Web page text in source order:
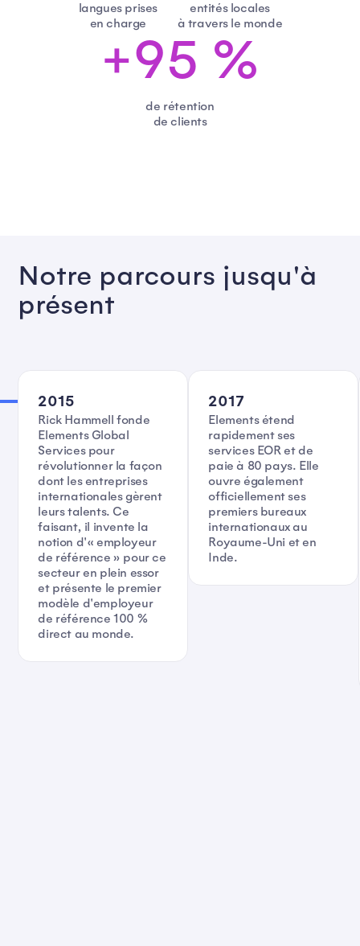
langues prises
en charge
entités locales
à travers le monde
+95 %
de rétention
de clients
Notre parcours jusqu'à
présent
2015
Rick Hammell fonde
Elements Global
Services pour
révolutionner la façon
dont les entreprises
internationales gèrent
leurs talents. Ce
faisant, il invente la
notion d'« employeur
de référence » pour ce
secteur en plein essor
et présente le premier
modèle d'employeur
de référence 100 %
direct au monde.
2017
Elements étend
rapidement ses
services EOR et de
paie à 80 pays. Elle
ouvre également
officiellement ses
premiers bureaux
internationaux au
Royaume-Uni et en
Inde.